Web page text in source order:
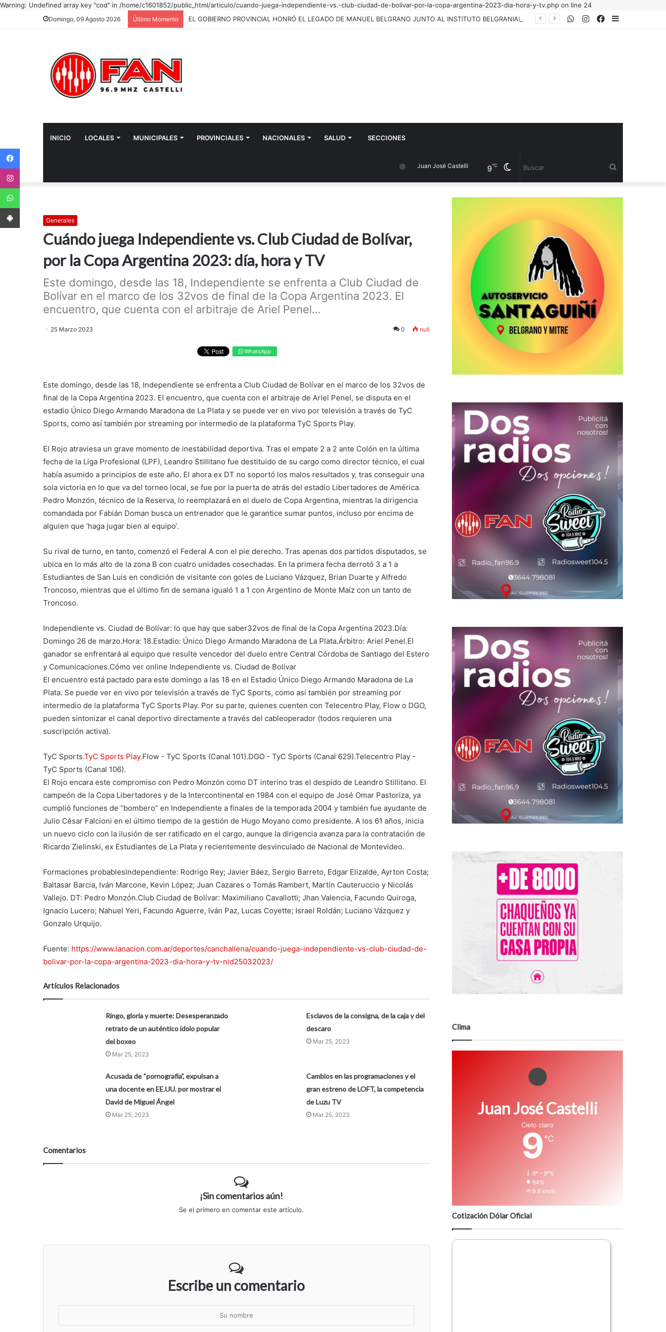
Warning: Undefined array key "cod" in /home/c1601852/public_html/articulo/cuando-juega-independiente-vs.-club-ciudad-de-bolivar-por-la-copa-argentina-2023-dia-hora-y-tv.php on line 24
Domingo, 09 Agosto 2026 Último Momento Facebook
Instagram
WhatsApp
INICIO LOCALES MUNICIPALES PROVINCIALES NACIONALES SALUD SECCIONES
Cambiar
modo
Juan José Castelli 9℃
Generales
Cuándo juega Independiente vs. Club Ciudad de Bolívar,
por la Copa Argentina 2023: día, hora y TV
Este domingo, desde las 18, Independiente se enfrenta a Club Ciudad de
Bolívar en el marco de los 32vos de final de la Copa Argentina 2023. El
encuentro, que cuenta con el arbitraje de Ariel Penel...
25 Marzo 2023 0 null
WhatsApp
Este domingo, desde las 18, Independiente se enfrenta a Club Ciudad de Bolívar en el marco de los 32vos de
final de la Copa Argentina 2023. El encuentro, que cuenta con el arbitraje de Ariel Penel, se disputa en el
estadio Único Diego Armando Maradona de La Plata y se puede ver en vivo por televisión a través de TyC
Sports, como así también por streaming por intermedio de la plataforma TyC Sports Play.
El Rojo atraviesa un grave momento de inestabilidad deportiva. Tras el empate 2 a 2 ante Colón en la última
fecha de la Liga Profesional (LPF), Leandro Stillitano fue destituido de su cargo como director técnico, el cual
había asumido a principios de este año. El ahora ex DT no soportó los malos resultados y, tras conseguir una
sola victoria en lo que va del torneo local, se fue por la puerta de atrás del estadio Libertadores de América.
Pedro Monzón, técnico de la Reserva, lo reemplazará en el duelo de Copa Argentina, mientras la dirigencia
comandada por Fabián Doman busca un entrenador que le garantice sumar puntos, incluso por encima de
alguien que ‘haga jugar bien al equipo’.
Su rival de turno, en tanto, comenzó el Federal A con el pie derecho. Tras apenas dos partidos disputados, se
ubica en lo más alto de la zona B con cuatro unidades cosechadas. En la primera fecha derrotó 3 a 1 a
Estudiantes de San Luis en condición de visitante con goles de Luciano Vázquez, Brian Duarte y Alfredo
Troncoso, mientras que el último fin de semana igualó 1 a 1 con Argentino de Monte Maíz con un tanto de
Troncoso.
Independiente vs. Ciudad de Bolívar: lo que hay que saber32vos de final de la Copa Argentina 2023.Día:
Domingo 26 de marzo.Hora: 18.Estadio: Único Diego Armando Maradona de La Plata.Árbitro: Ariel Penel.El
ganador se enfrentará al equipo que resulte vencedor del duelo entre Central Córdoba de Santiago del Estero
y Comunicaciones.Cómo ver online Independiente vs. Ciudad de Bolívar
El encuentro está pactado para este domingo a las 18 en el Estadio Único Diego Armando Maradona de La
Plata. Se puede ver en vivo por televisión a través de TyC Sports, como así también por streaming por
intermedio de la plataforma TyC Sports Play. Por su parte, quienes cuenten con Telecentro Play, Flow o DGO,
pueden sintonizar el canal deportivo directamente a través del cableoperador (todos requieren una
suscripción activa).
TyC Sports.TyC Sports Play.Flow - TyC Sports (Canal 101).DGO - TyC Sports (Canal 629).Telecentro Play -
TyC Sports (Canal 106).
El Rojo encara este compromiso con Pedro Monzón como DT interino tras el despido de Leandro Stillitano. El
campeón de la Copa Libertadores y de la Intercontinental en 1984 con el equipo de José Omar Pastoriza, ya
cumplió funciones de “bombero” en Independiente a finales de la temporada 2004 y también fue ayudante de
Julio César Falcioni en el último tiempo de la gestión de Hugo Moyano como presidente. A los 61 años, inicia
un nuevo ciclo con la ilusión de ser ratificado en el cargo, aunque la dirigencia avanza para la contratación de
Ricardo Zielinski, ex Estudiantes de La Plata y recientemente desvinculado de Nacional de Montevideo.
Formaciones probablesIndependiente: Rodrigo Rey; Javier Báez, Sergio Barreto, Edgar Elizalde, Ayrton Costa;
Baltasar Barcia, Iván Marcone, Kevin López; Juan Cazares o Tomás Rambert, Martín Cauteruccio y Nicolás
Vallejo. DT: Pedro Monzón.Club Ciudad de Bolívar: Maximiliano Cavallotti; Jhan Valencia, Facundo Quiroga,
Ignacio Lucero; Nahuel Yeri, Facundo Aguerre, Iván Paz, Lucas Coyette; Israel Roldán; Luciano Vázquez y
Gonzalo Urquijo.
Fuente: https://www.lanacion.com.ar/deportes/canchallena/cuando-juega-independiente-vs-club-ciudad-de-
bolivar-por-la-copa-argentina-2023-dia-hora-y-tv-nid25032023/
Artículos Relacionados
Ringo, gloria y muerte: Desesperanzado
retrato de un auténtico ídolo popular
del boxeo
Mar 25, 2023
Esclavos de la consigna, de la caja y del
descaro
Mar 25, 2023
Acusada de “pornografía”, expulsan a
una docente en EE.UU. por mostrar el
David de Miguel Ángel
Mar 25, 2023
Cambios en las programaciones y el
gran estreno de LOFT, la competencia
de Luzu TV
Mar 25, 2023
Comentarios
¡Sin comentarios aún!
Se el primero en comentar este artículo.
Escribe un comentario
Clima
Juan José Castelli
Cielo claro
9 ℃
9º - 9º%
84%
9.8 km/h
Cotización Dólar Oficial